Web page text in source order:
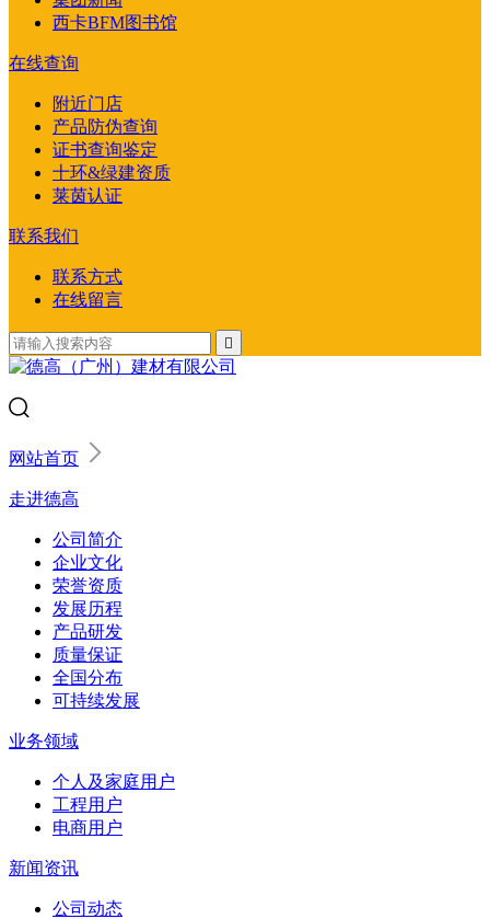
西卡BFM图书馆
在线查询
附近门店
产品防伪查询
证书查询鉴定
十环&绿建资质
莱茵认证
联系我们
联系方式
在线留言

网站首页
走进德高
公司简介
企业文化
荣誉资质
发展历程
产品研发
质量保证
全国分布
可持续发展
业务领域
个人及家庭用户
工程用户
电商用户
新闻资讯
公司动态